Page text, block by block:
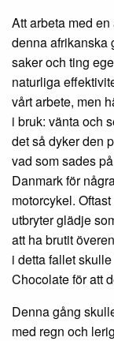
Att arbeta med
denna afrikanska
saker och ting
naturliga
vårt arbete, men
i bruk: vänta och
det så dyker den
vad som sades
Danmark för
motorcykel.
utbryter glädje
att ha brutit
i detta fallet
Chocolate för att
Denna gång
med regn och